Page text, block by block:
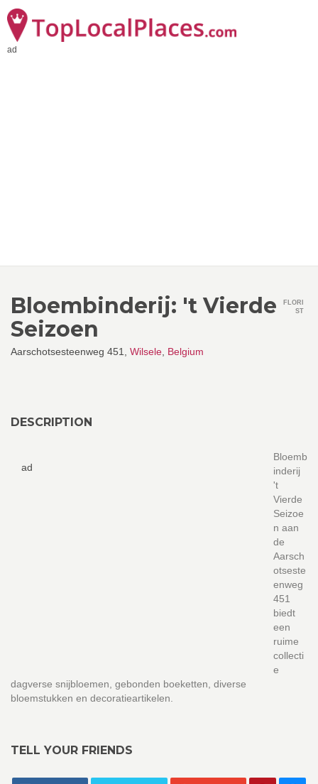
ad
Bloembinderij: 't Vierde
Seizoen
Aarschotsesteenweg 451, Wilsele Belgium
FLORI
ST
DESCRIPTION
ad
Bloemb
inderij
't
Vierde
Seizoe
n aan
de
Aarsch
otseste
enweg
451
biedt
een
ruime
collecti
e
dagverse snijbloemen, gebonden boeketten, diverse
bloemstukken en decoratieartikelen.
TELL YOUR FRIENDS